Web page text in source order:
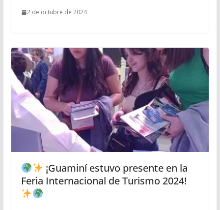
2 de octubre de 2024
¡Guaminí estuvo presente en la
Feria Internacional de Turismo 2024!